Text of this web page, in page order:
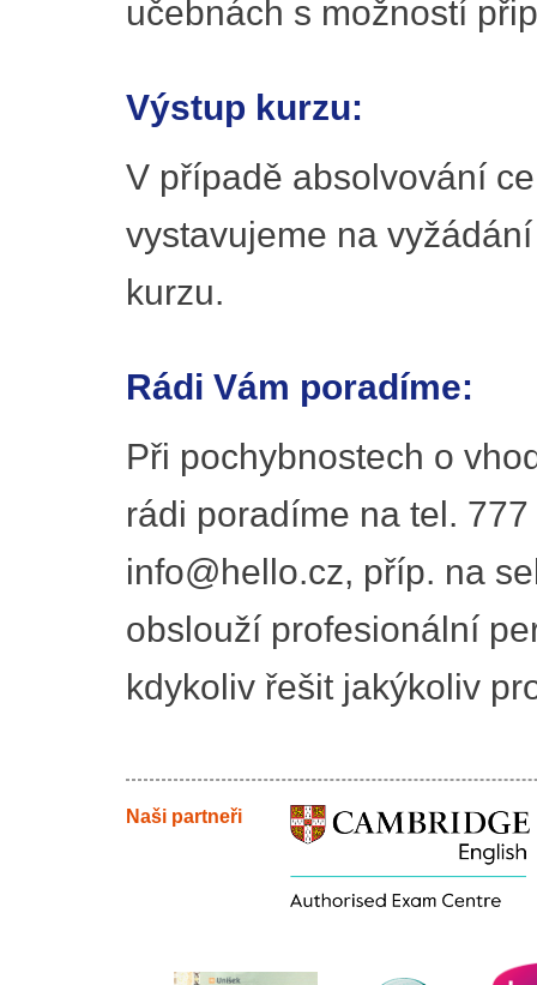
učebnách s možností
Výstup kurzu:
V případě absolvování
vystavujeme na
kurzu.
Rádi Vám poradíme:
Při pochybnostech o
rádi poradíme na tel.
info@hello.cz, příp. na
obslouží profesionální
kdykoliv řešit jakýkoliv
Naši partneři